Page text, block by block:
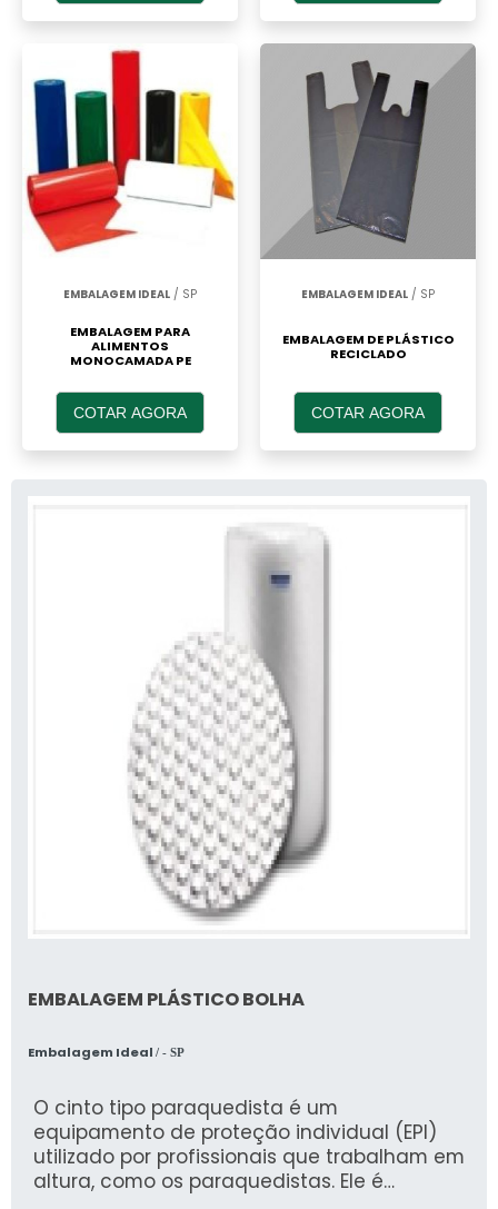
EMBALAGEM IDEAL / SP
EMBALAGEM PARA
ALIMENTOS
MONOCAMADA PE
COTAR AGORA
EMBALAGEM IDEAL / SP
EMBALAGEM DE PLÁSTICO
RECICLADO
COTAR AGORA
EMBALAGEM PLÁSTICO BOLHA
Embalagem Ideal / - SP
O cinto tipo paraquedista é um
equipamento de proteção individual (EPI)
utilizado por profissionais que trabalham em
altura, como os paraquedistas. Ele é